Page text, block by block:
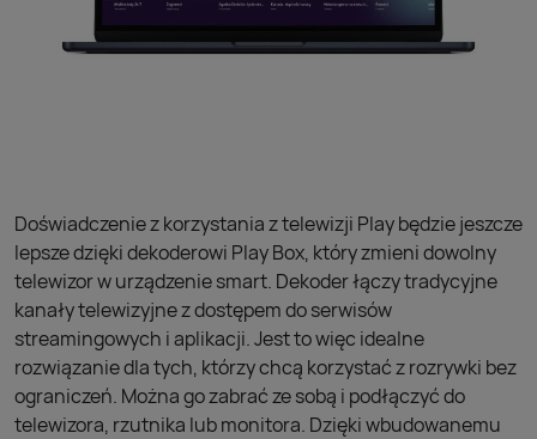
Doświadczenie z korzystania z telewizji Play będzie jeszcze
lepsze dzięki dekoderowi Play Box, który zmieni dowolny
telewizor w urządzenie smart. Dekoder łączy tradycyjne
kanały telewizyjne z dostępem do serwisów
streamingowych i aplikacji. Jest to więc idealne
rozwiązanie dla tych, którzy chcą korzystać z rozrywki bez
ograniczeń. Można go zabrać ze sobą i podłączyć do
telewizora, rzutnika lub monitora. Dzięki wbudowanemu